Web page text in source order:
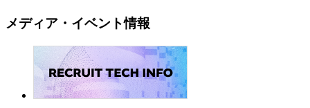
メディア・イベント情報